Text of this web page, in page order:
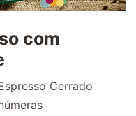
com
Cerrado